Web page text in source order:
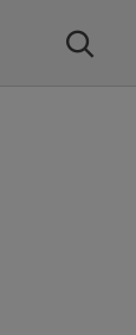
Buscar